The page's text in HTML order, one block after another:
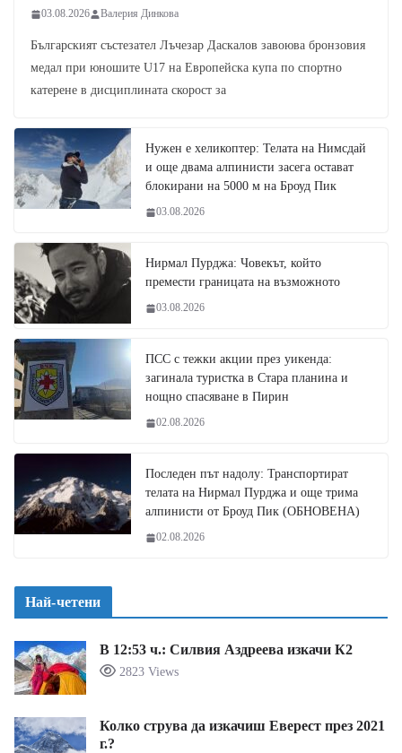
03.08.2026 Валерия Динкова
Българският състезател Лъчезар Даскалов завоюва бронзовия
медал при юношите U17 на Европейска купа по спортно
катерене в дисциплината скорост за
Нужен е хеликоптер: Телата на Нимсдай
и още двама алпинисти засега остават
блокирани на 5000 м на Броуд Пик
03.08.2026
Нирмал Пурджа: Човекът, който
премести границата на възможното
03.08.2026
ПСС с тежки акции през уикенда:
загинала туристка в Стара планина и
нощно спасяване в Пирин
02.08.2026
Последен път надолу: Транспортират
телата на Нирмал Пурджа и още трима
алпинисти от Броуд Пик (ОБНОВЕНА)
02.08.2026
Най-четени
В 12:53 ч.: Силвия Аздреева изкачи К2
2823 Views
Колко струва да изкачиш Еверест през 2021
г.?